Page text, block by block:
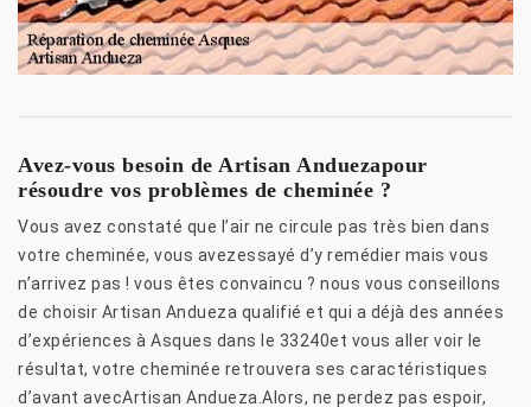
Avez-vous besoin de Artisan Anduezapour
résoudre vos problèmes de cheminée ?
Vous avez constaté que l’air ne circule pas très bien dans
votre cheminée, vous avezessayé d’y remédier mais vous
n’arrivez pas ! vous êtes convaincu ? nous vous conseillons
de choisir Artisan Andueza qualifié et qui a déjà des années
d’expériences à Asques dans le 33240et vous aller voir le
résultat, votre cheminée retrouvera ses caractéristiques
d’avant avecArtisan Andueza.Alors, ne perdez pas espoir,